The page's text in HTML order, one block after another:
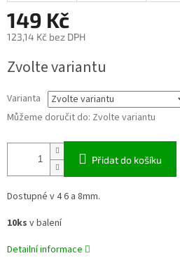
149 Kč
123,14 Kč bez DPH
cena:
Zvolte variantu
Varianta
Můžeme doručit do: Zvolte variantu
Přidat do košíku
Dostupné v 4 6 a 8mm.
10ks v balení
Detailní informace